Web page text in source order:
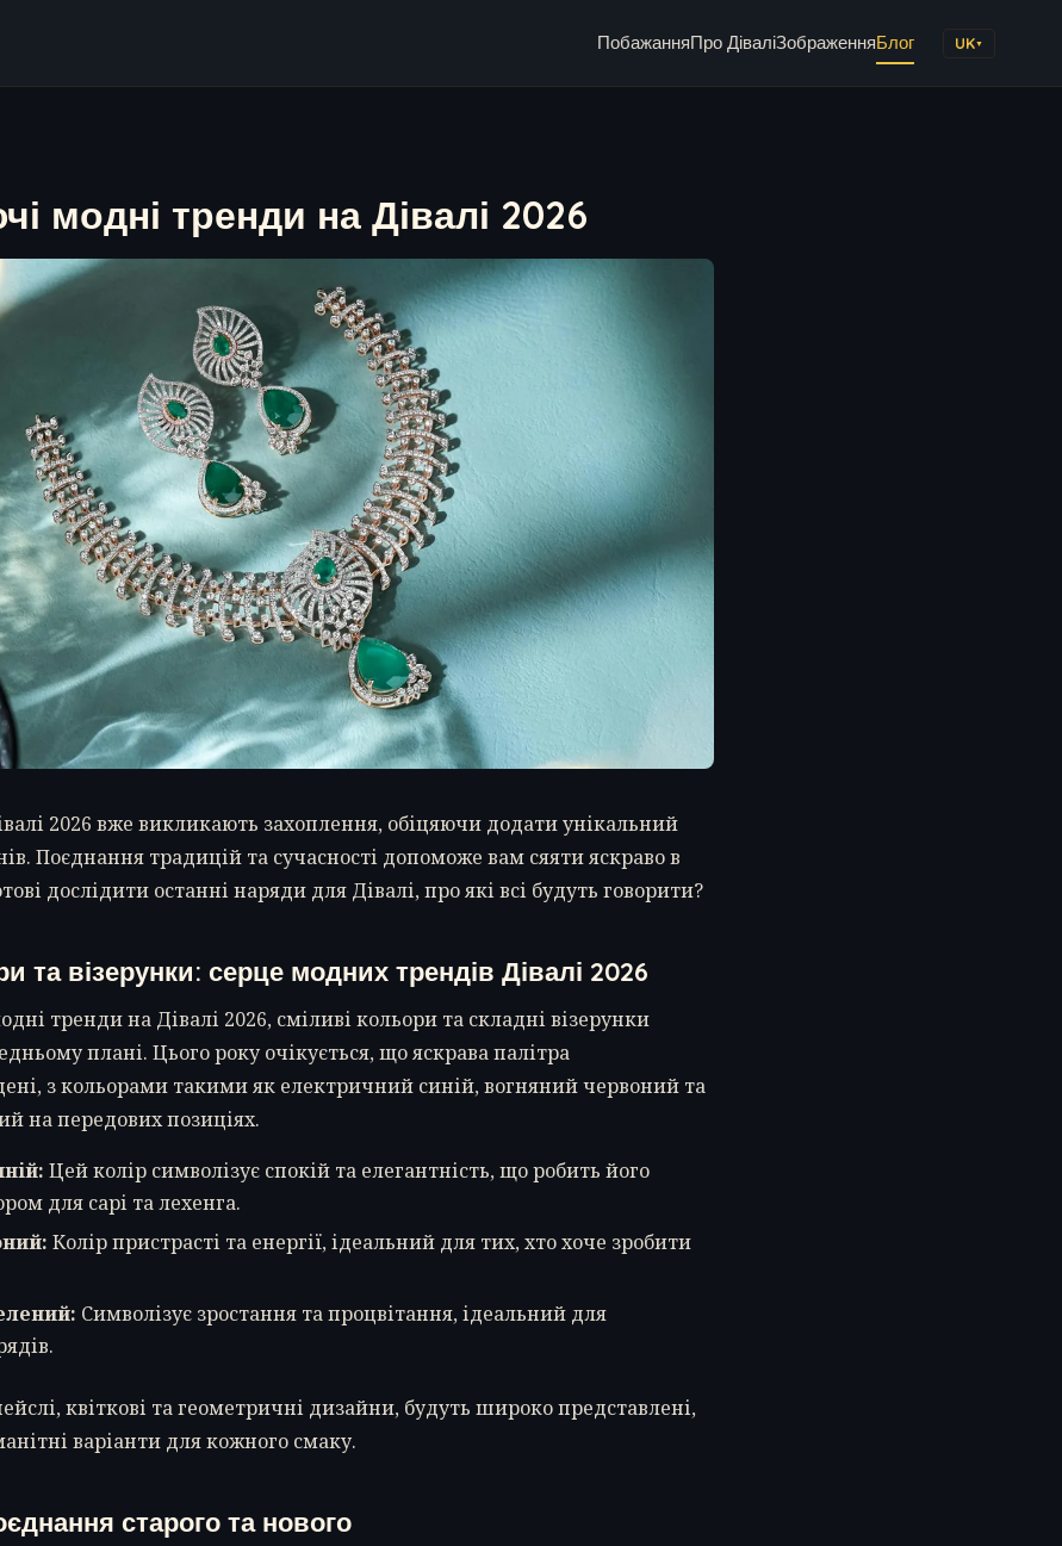
ПобажанняПро ДіваліЗображенняБлог UK▼
модні тренди на Дівалі 2026
2026 вже викликають захоплення, обіцяючи додати унікальний
Поєднання традицій та сучасності допоможе вам сяяти яскраво в
дослідити останні наряди для Дівалі, про які всі будуть говорити?
та візерунки: серце модних трендів Дівалі 2026
тренди на Дівалі 2026, сміливі кольори та складні візерунки
плані. Цього року очікується, що яскрава палітра
з кольорами такими як електричний синій, вогняний червоний та
на передових позиціях.
Цей колір символізує спокій та елегантність, що робить його
для сарі та лехенга.
Колір пристрасті та енергії, ідеальний для тих, хто хоче зробити
Символізує зростання та процвітання, ідеальний для
квіткові та геометричні дизайни, будуть широко представлені,
варіанти для кожного смаку.
старого та нового